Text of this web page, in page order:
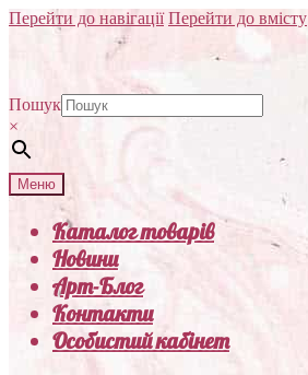
Перейти до навігації Перейти до вмісту
Пошук
×
Меню
Каталог товарів
Новини
Арт-Блог
Контакти
Особистий кабінет